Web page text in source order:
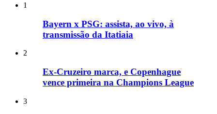
1
Bayern x PSG: assista, ao vivo, à
transmissão da Itatiaia
2
Ex-Cruzeiro marca, e Copenhague
vence primeira na Champions League
3